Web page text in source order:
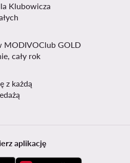
Klubowicza
MODIVOClub GOLD
cały rok
z każdą
aplikację